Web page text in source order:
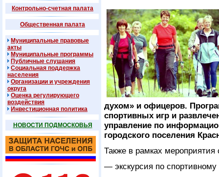
Контрольно-счетная палата
Общественная палата
Муниципальные правовые
акты
Муниципальные программы
Публичные слушания
Социальная поддержка
населения
Организации и учреждения
округа
Оценка регулирующего
воздействия
Инвестиционная политика
НОВОСТИ ПОДМОСКОВЬЯ
духом» и офицеров.
спортивных игр и
управление по
городского поселения
Также в рамках мероприятия
— экскурсия по спортивному